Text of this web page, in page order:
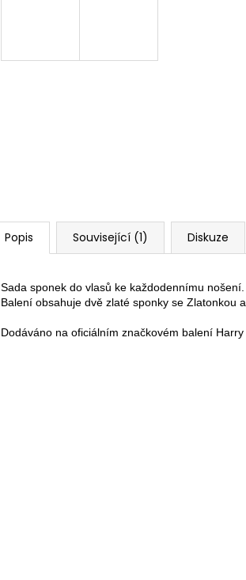
Popis Související (1) Diskuze
Sada sponek do vlasů ke každodennímu nošení.
Balení obsahuje dvě zlaté sponky se Zlatonkou
Dodáváno na oficiálním značkovém balení Harry